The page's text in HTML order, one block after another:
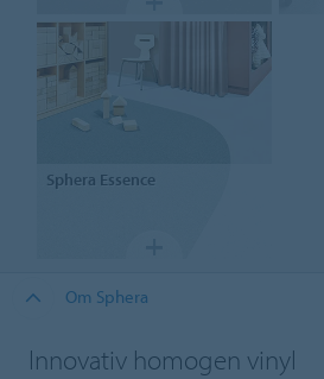
Sphera Essence
Om Sphera
Innovativ homogen vinyl